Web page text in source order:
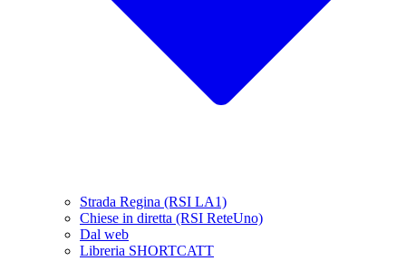
Strada Regina (RSI LA1)
Chiese in diretta (RSI ReteUno)
Dal web
Libreria SHORTCATT